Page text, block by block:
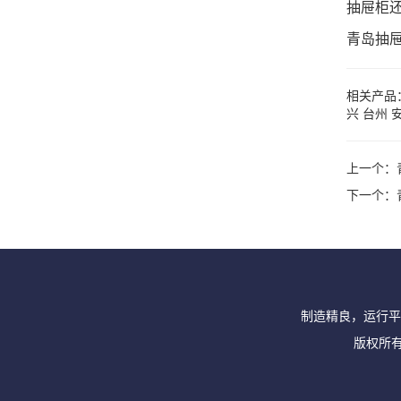
抽屉柜
青岛抽
相关产
兴 台州
上一个：
下一个：
制造精良，运行
版权所